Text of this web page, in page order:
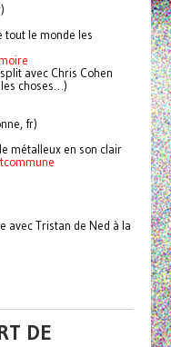
tout le monde les
avec Chris Cohen
choses…)
fr)
métalleux en son clair
avec Tristan de Ned à la
DE